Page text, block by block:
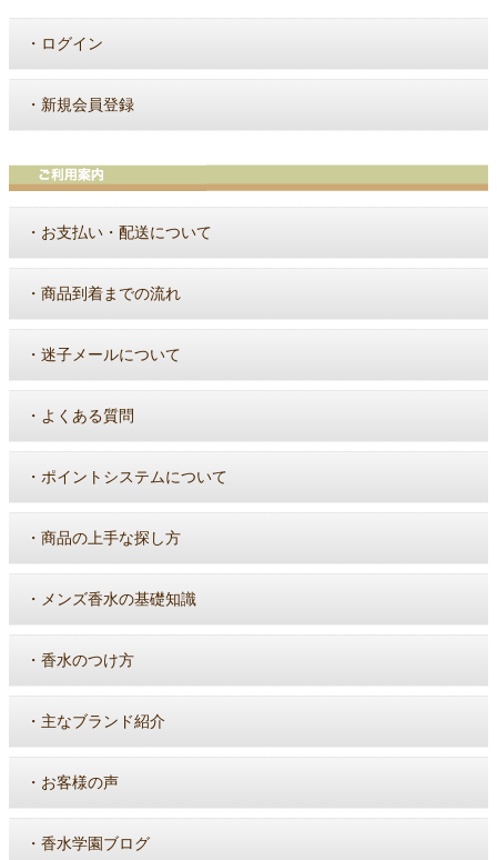
・ ログイン
・ 新規会員登録
・ お支払い・配送について
・ 商品到着までの流れ
・ 迷子メールについて
・ よくある質問
・ ポイントシステムについて
・ 商品の上手な探し方
・ メンズ香水の基礎知識
・ 香水のつけ方
・ 主なブランド紹介
・ お客様の声
・ 香水学園ブログ